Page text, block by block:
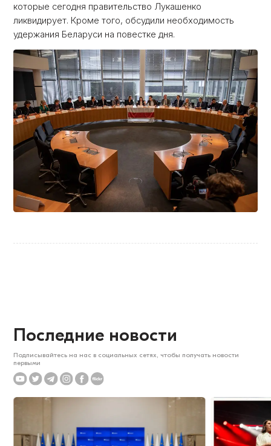
которые сегодня правительство Лукашенко
ликвидирует. Кроме того, обсудили необходимость
удержания Беларуси на повестке дня.
Последние новости
Подписывайтесь на нас в социальных сетях, чтобы получать новости
первыми